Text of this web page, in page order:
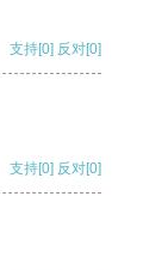
支持[0] 反对[0]
支持[0] 反对[0]